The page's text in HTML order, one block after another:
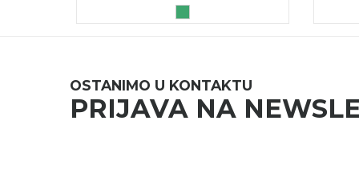
OSTANIMO U KONTAKTU
PRIJAVA NA